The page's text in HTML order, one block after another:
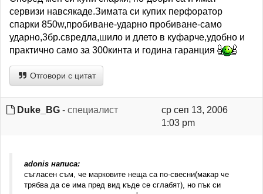
сервизи навсякаде.Зимата си купих перфоратор
спарки 850w,пробиване-ударно пробиване-само
ударно,3бр.свредла,шило и длето в куфарче,удобно и
практично само за 300кинта и година гаранция
Отговори с цитат
Duke_BG - специалист
ср сеп 13, 2006
1:03 pm
adonis написа:
съгласен съм, че марковите неща са по-свесни(макар че
трябва да се има пред вид къде се сглабят), но пък си